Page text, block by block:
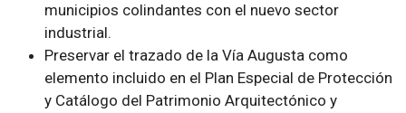
municipios colindantes con el nuevo sector
industrial.
Preservar el trazado de la Vía Augusta como
elemento incluido en el Plan Especial de Protección
y Catálogo del Patrimonio Arquitectónico y